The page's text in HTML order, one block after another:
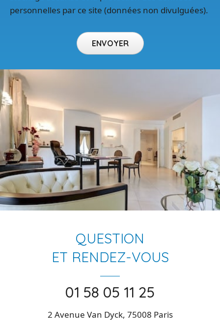
personnelles par ce site (données non divulguées).
QUESTION
ET RENDEZ-VOUS
01 58 05 11 25
2 Avenue Van Dyck, 75008 Paris